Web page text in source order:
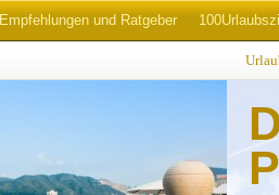
Empfehlungen und Ratgeber